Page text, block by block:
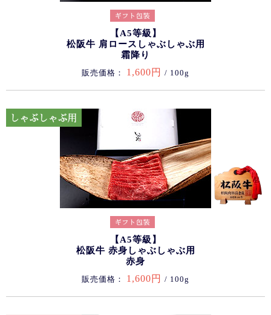
【A5等級】
松阪牛 肩ロースしゃぶしゃぶ用
霜降り
販売価格： 1,600円 / 100g
【A5等級】
松阪牛 赤身しゃぶしゃぶ用
赤身
販売価格： 1,600円 / 100g